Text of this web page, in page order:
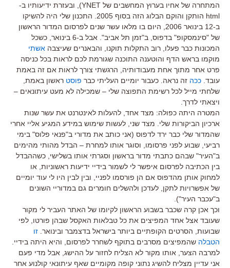
המתחרה של אחיו בערוץ המחשבים של YNET), ובעזרת ידיעותיו ב-
html הותקן והוקם הבלוג הזה בסוף 2005. התכנון שלי היה להשיקו
ב-12 בינואר 2006, היום בו מלאו עשר שנים לפרסום המדור הראשון
של "סינמסקופ" בדפוס, ב"זמן תל אביב". אבל ב-6 בינואר, כשכל
המכונות כבר פעלו, רוב התקלות תוקנו, והבאנרים שעיצבה אשתי
מוקמו בראש הדף והוטענה התוכנה שגורמת לכם לראות בכל כניסה
פרט אחר מתוך אחת מעבודותיה, הרגשתי צורך לראות אם זה באמת
עובד. ככה זה נראה. כעבור יומיים העליתי כבר פוסט ראשון באמת,
שלחתי מייל לכל רשימת התפוצה שלי – שמכילה לא מעט עיתונאים –
ויצאתי לדרך.
המטרה היתה כפולה: מצד אחד, להעלות לאינטרנט את עשר שנות
ארכיון הביקורות שלי. מצד שני, לעשות שימוש במידע המגיע אליי אחרי
שהמדור שלי כבר ירד לדפוס (אני כותב את מדורי ב"פנאי פלוס" בימי
רביעי, שבוע לפני פרסומו, וסוגר אותו למחרת – הבדל מהותי מהימים
ב"העיר" שבהם כתבתי מדור בראשון וסגרתי אותו בשלישי, כשההבדל
בין הכתיבה לפרסום איפשר לי לשמור בידיי ידיעות ראשוניות, או
למחוק אותן מהדפוס אם הן פורסמו לפניי, ובין לבין היו לי עוד יומיים
של אפשרויות לתקן, לעדכן ולהשלים חומרים גם במדוריי השונים
ב"עכבר העיר").
וכך אכן קרה שכבר בשבוע הראשון לקיומו של האתר העביר לי מקור
שעובד אצל אחד המפיצים את כל טבלאות האקסל שבהן פורטו, לפי
שבועות, הסרטים הקופתיים ביותר בישראל בדצמבר ובינואר. זו
הטבלה שהמפיצים מסרבים בתוקף לשחרר לפרסום, והיא היתה בידיי.
למרבה הצער, אותו מקור לא הצליח לחזור על ההישג, אבל מדי פעם
אני עדיין מצליח להשיג נתוני קופה מקומיים שאף עיתונאי קולנוע אחר